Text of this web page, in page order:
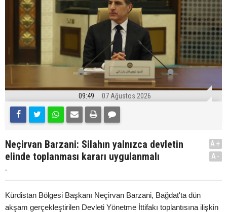
09:49 07 Ağustos 2026
Neçirvan Barzani: Silahın yalnızca devletin
elinde toplanması kararı uygulanmalı
.
A+
A-
Kürdistan Bölgesi Başkanı Neçirvan Barzani, Bağdat'ta dün
akşam gerçekleştirilen Devleti Yönetme İttifakı toplantısına ilişkin